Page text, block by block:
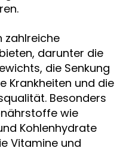
zahlreiche
darunter die
die Senkung
Krankheiten und die
Besonders
wie
Kohlenhydrate
Vitamine und